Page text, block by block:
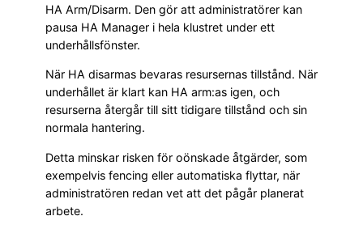
HA Arm/Disarm. Den gör att administratörer kan
pausa HA Manager i hela klustret under ett
underhållsfönster.
När HA disarmas bevaras resursernas tillstånd. När
underhållet är klart kan HA arm:as igen, och
resurserna återgår till sitt tidigare tillstånd och sin
normala hantering.
Detta minskar risken för oönskade åtgärder, som
exempelvis fencing eller automatiska flyttar, när
administratören redan vet att det pågår planerat
arbete.